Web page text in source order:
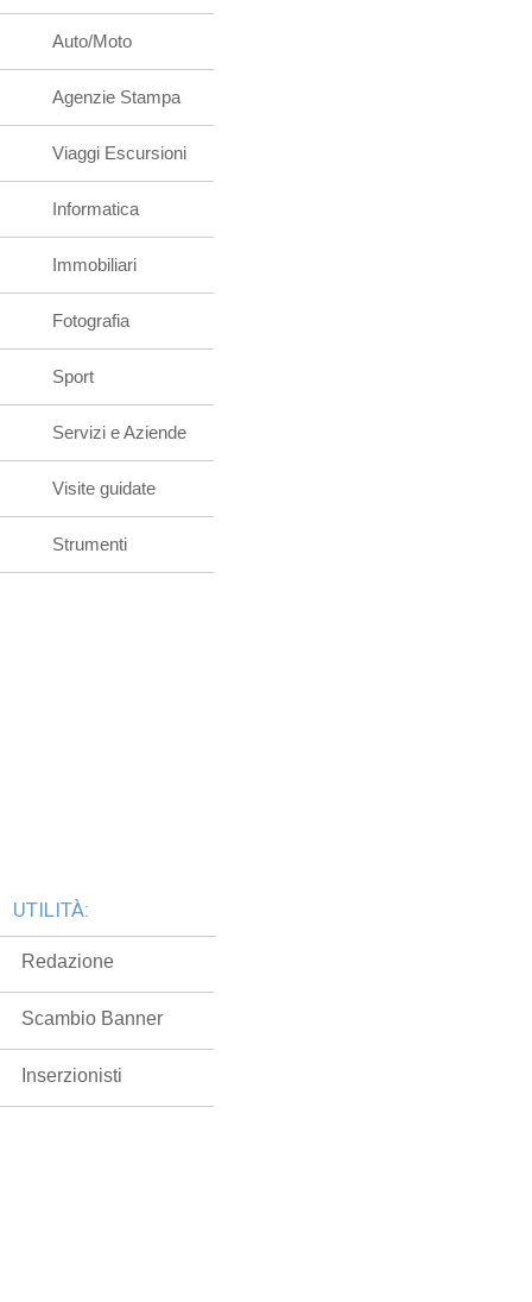
Auto/Moto
Agenzie Stampa
Viaggi Escursioni
Informatica
Immobiliari
Fotografia
Sport
Servizi e Aziende
Visite guidate
Strumenti
UTILITÀ:
Redazione
Scambio Banner
Inserzionisti